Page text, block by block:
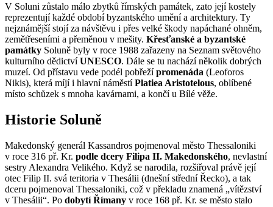
V Soluni zůstalo málo zbytků římských památek, zato její kostely
reprezentují každé období byzantského umění a architektury. Ty
nejznámější stojí za návštěvu i přes velké škody napáchané ohněm,
zemětřeseními a přeměnou v mešity. Křesťanské a byzantské
památky Soluně byly v roce 1988 zařazeny na Seznam světového
kulturního dědictvíUNESCO. Dále se tu nachází několik dobrých
muzeí. Od přístavu vede podél pobřežípromenáda (Leoforos
Nikis), která míjí i hlavní náměstíPlatiea Aristotelous, oblíbené
místo schůzek s mnoha kavárnami, a končí u Bílé věže.
Historie Soluně
Makedonský generál Kassandros pojmenoval město Thessaloniki
v roce 316 př. Kr. podle dcery Filipa II. Makedonského, nevlastní
sestry Alexandra Velikého. Když se narodila, rozšiřoval právě její
otec Filip II. svá teritoria v Thesálii (dnešní střední Řecko), a tak
dceru pojmenoval Thessaloniki, což v překladu znamená „vítězství
v Thesálii“. Po dobytí Římany v roce 168 př. Kr. se město stalo